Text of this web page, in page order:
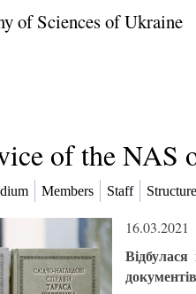
of Sciences of Ukraine
of the NAS
Members Staff Structure
16.03.2021